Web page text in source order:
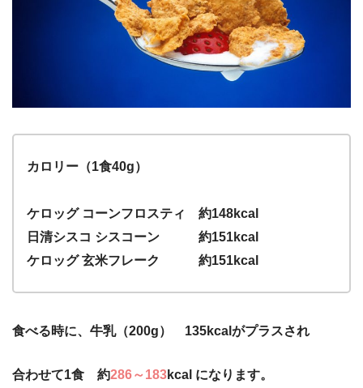
カロリー（1食40g）
ケロッグ コーンフロスティ 約148kcal
日清シスコ シスコーン 約151kcal
ケロッグ 玄米フレーク 約151kcal
食べる時に、牛乳（200g） 135kcalがプラスされ
合わせて1食 約286～183kcal になります。